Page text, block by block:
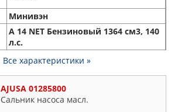
Минивэн
A 14 NET Бензиновый 1364 см3, 140
л.с.
Все характеристики »
AJUSA 01285800
Сальник насоса масл.